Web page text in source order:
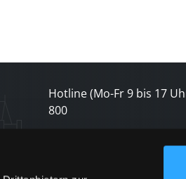
Hotline (Mo-Fr 9 bis 17
800
Newsletter